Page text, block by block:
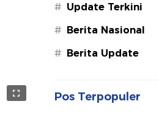
# Update Terkini
# Berita Nasional
# Berita Update
Pos Terpopuler